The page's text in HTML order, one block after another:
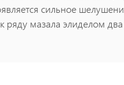
сильное
ряду мазала элиделом